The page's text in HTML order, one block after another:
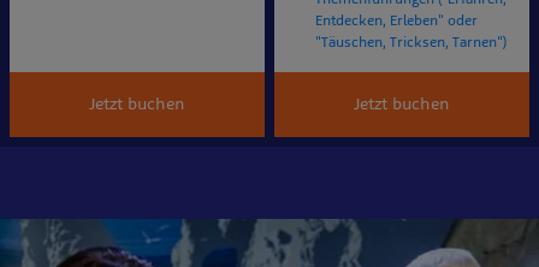
Jetzt buchen
Entdecken, Erleben" oder
"Täuschen, Tricksen, Tarnen")
Jetzt buchen